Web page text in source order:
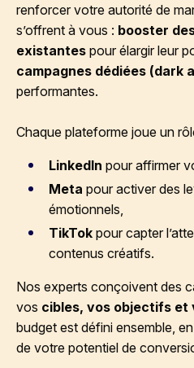
renforcer votre autorité de
s’offrent à vous : booster
existantes pour élargir leur
campagnes dédiées (dark
performantes.
Chaque plateforme joue un
LinkedIn pour affirmer
Meta pour activer des
émotionnels,
TikTok pour capter
contenus créatifs.
Nos experts conçoivent des
vos cibles, vos objectifs et
budget est défini ensemble,
de votre potentiel de